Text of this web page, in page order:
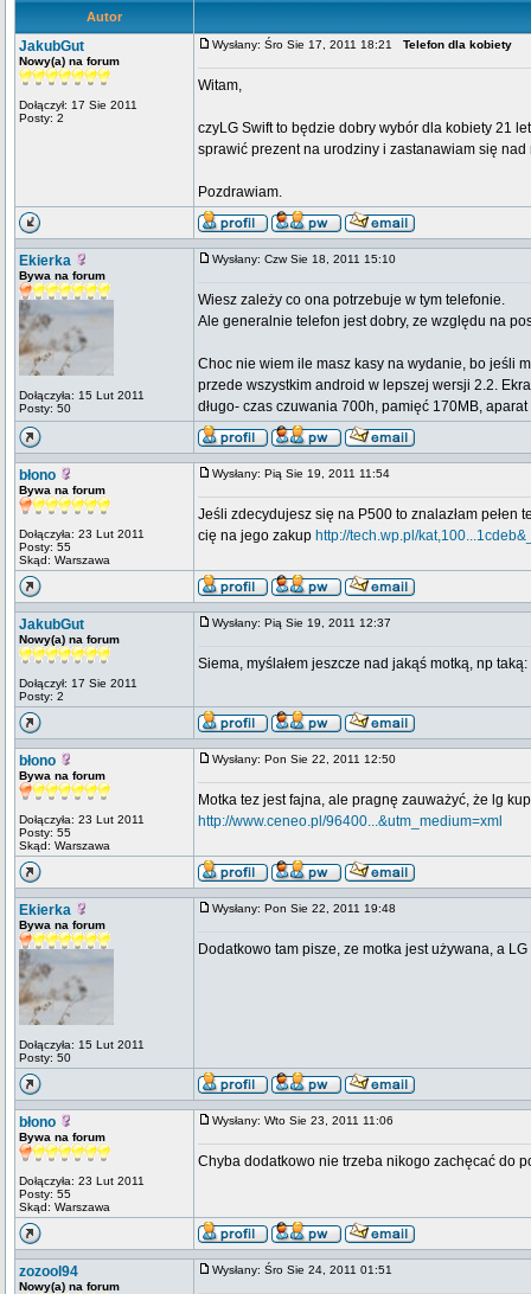
Autor
JakubGut
Nowy(a) na forum
Dołączył: 17 Sie 2011
Posty: 2
Wysłany: Śro Sie 17, 2011 18:21 Telefon dla kobiety
Witam,
czyLG Swift to będzie dobry wybór dla kobiety 21
sprawić prezent na urodziny i zastanawiam się
Pozdrawiam.
Ekierka
Bywa na forum
Dołączyła: 15 Lut 2011
Posty: 50
Wysłany: Czw Sie 18, 2011 15:10
Wiesz zależy co ona potrzebuje w tym telefonie.
Ale generalnie telefon jest dobry, ze względu na
Choc nie wiem ile masz kasy na wydanie, bo jeśli
przede wszystkim android w lepszej wersji 2.2.
długo- czas czuwania 700h, pamięć 170MB,
błono
Bywa na forum
Dołączyła: 23 Lut 2011
Posty: 55
Skąd: Warszawa
Wysłany: Pią Sie 19, 2011 11:54
Jeśli zdecydujesz się na P500 to znalazłam pełen
cię na jego zakup http://tech.wp.pl/
JakubGut
Nowy(a) na forum
Dołączył: 17 Sie 2011
Posty: 2
Wysłany: Pią Sie 19, 2011 12:37
Siema, myślałem jeszcze nad jakąś motką, np taką:
błono
Bywa na forum
Dołączyła: 23 Lut 2011
Posty: 55
Skąd: Warszawa
Wysłany: Pon Sie 22, 2011 12:50
Motka tez jest fajna, ale pragnę zauważyć, że lg
http://www.ceneo.pl/96400...&utm_medium=xml
Ekierka
Bywa na forum
Dołączyła: 15 Lut 2011
Posty: 50
Wysłany: Pon Sie 22, 2011 19:48
Dodatkowo tam pisze, ze motka jest używana, a
błono
Bywa na forum
Dołączyła: 23 Lut 2011
Posty: 55
Skąd: Warszawa
Wysłany: Wto Sie 23, 2011 11:06
Chyba dodatkowo nie trzeba nikogo zachęcać do
zozool94
Nowy(a) na forum
Wysłany: Śro Sie 24, 2011 01:51